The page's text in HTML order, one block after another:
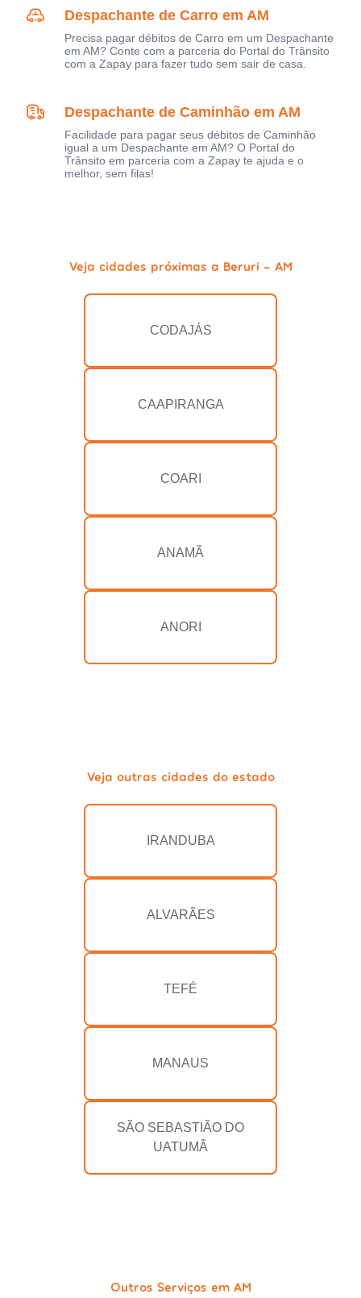
Despachante de Carro em AM
Precisa pagar débitos de Carro em um Despachante
em AM? Conte com a parceria do Portal do Trânsito
com a Zapay para fazer tudo sem sair de casa.
Despachante de Caminhão em AM
Facilidade para pagar seus débitos de Caminhão
igual a um Despachante em AM? O Portal do
Trânsito em parceria com a Zapay te ajuda e o
melhor, sem filas!
Veja cidades próximas a Beruri - AM
CODAJÁS
CAAPIRANGA
COARI
ANAMÃ
ANORI
Veja outras cidades do estado
IRANDUBA
ALVARÃES
TEFÉ
MANAUS
SÃO SEBASTIÃO DO
UATUMÃ
Outros Serviços em AM